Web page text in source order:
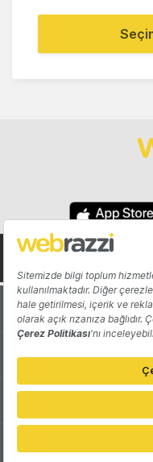
Hakkında
Katkıda Bulun